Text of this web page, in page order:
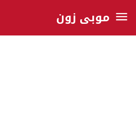
موبي زون